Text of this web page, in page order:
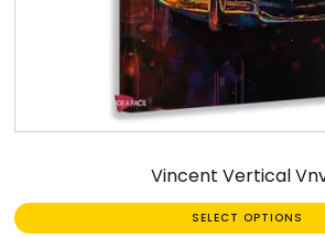
Vincent Vertical
SELECT OPTIONS